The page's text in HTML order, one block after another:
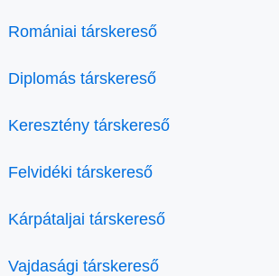
Romániai társkereső
Diplomás társkereső
Keresztény társkereső
Felvidéki társkereső
Kárpátaljai társkereső
Vajdasági társkereső